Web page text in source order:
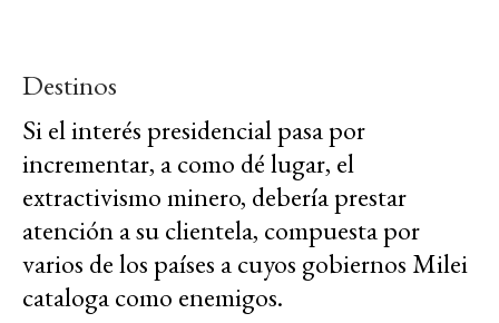
Destinos
Si el interés presidencial pasa por
incrementar, a como dé lugar, el
extractivismo minero, debería prestar
atención a su clientela, compuesta por
varios de los países a cuyos gobiernos Milei
cataloga como enemigos.